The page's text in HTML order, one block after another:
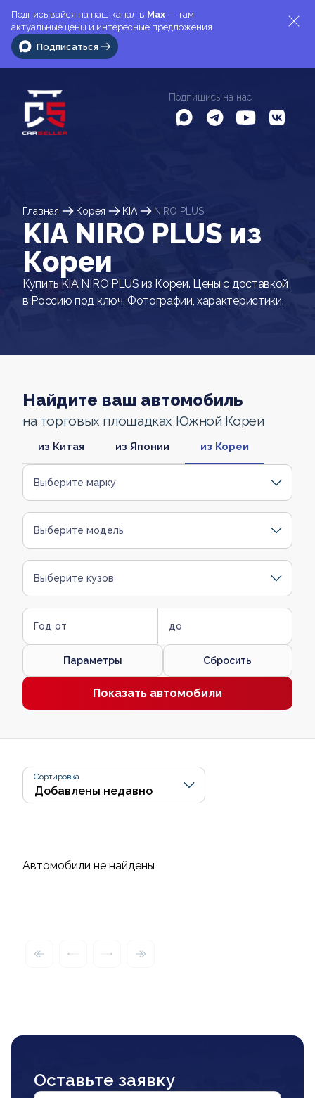
Подписывайся на наш канал в Max — там
актуальные цены и интересные предложения
Подписаться
Подпишись на нас
Главная Корея KIA NIRO PLUS
KIA NIRO PLUS из
Кореи
Купить KIA NIRO PLUS из Кореи. Цены с доставкой
в Россию под ключ. Фотографии, характеристики.
Найдите ваш автомобиль
на торговых площадках Южной Кореи
из Китая из Японии из Кореи
Выберите марку
Выберите модель
Выберите кузов
Год от до
Параметры Сбросить
Показать автомобили
Сортировка
Автомобили не найдены
Оставьте заявку